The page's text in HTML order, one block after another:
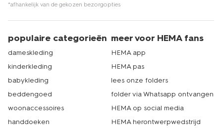
*afhankelijk van de gekozen bezorgopties
populaire categorieën
dameskleding
kinderkleding
babykleding
beddengoed
woonaccessoires
handdoeken
meer voor HEMA fans
HEMA app
HEMA pas
lees onze folders
folder via Whatsapp ontvangen
HEMA op social media
HEMA herontwerpwedstrijd